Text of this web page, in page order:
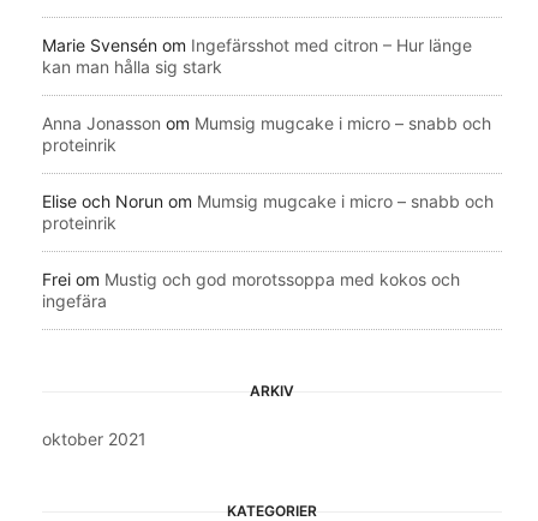
Marie Svensén om Ingefärsshot med citron – Hur länge
kan man hålla sig stark
Anna Jonasson om Mumsig mugcake i micro – snabb och
proteinrik
Elise och Norun om Mumsig mugcake i micro – snabb och
proteinrik
Frei om Mustig och god morotssoppa med kokos och
ingefära
ARKIV
oktober 2021
KATEGORIER